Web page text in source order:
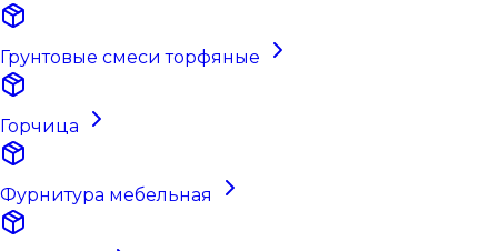
Грунтовые смеси торфяные
Горчица
Фурнитура мебельная